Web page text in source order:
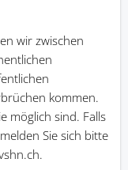
wir zwischen
kommen.
möglich sind. Falls
Sie sich bitte